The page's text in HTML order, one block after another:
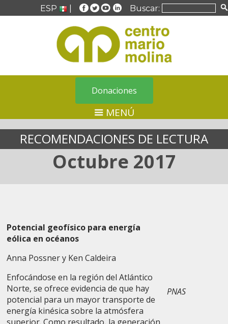
ESP Buscar:
Donaciones
MENÚ
RECOMENDACIONES DE LECTURA
Octubre 2017
Potencial geofísico para energía
eólica en océanos
Anna Possner y Ken Caldeira
Enfocándose en la región del Atlántico
Norte, se ofrece evidencia de que hay
potencial para un mayor transporte de
energía kinésica sobre la atmósfera
PNAS